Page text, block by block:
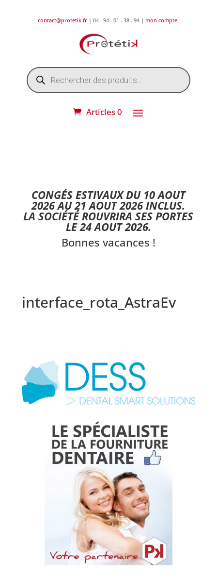
contact@protetik.fr | 04 . 94 . 01 . 38 . 94 | mon compte
Recherche
de
produits
Articles 0
CONGÉS ESTIVAUX DU 10 AOUT
2026 AU 21 AOUT 2026 INCLUS.
LA SOCIÉTÉ ROUVRIRA SES PORTES
LE 24 AOUT 2026.
Bonnes vacances !
interface_rota_AstraEv